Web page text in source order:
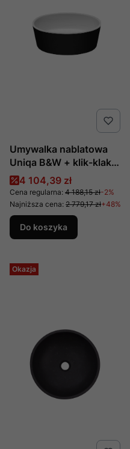
Umywalka nablatowa
Uniqa B&W + klik-klak
chrom produkcji Besco
UMD-U-NBW
Cena promocyjna
4 104,39 zł
Cena regularna: 4 188,15 zł-2%
Najniższa cena: 2 779,17 zł+48%
Do koszyka
Okazja